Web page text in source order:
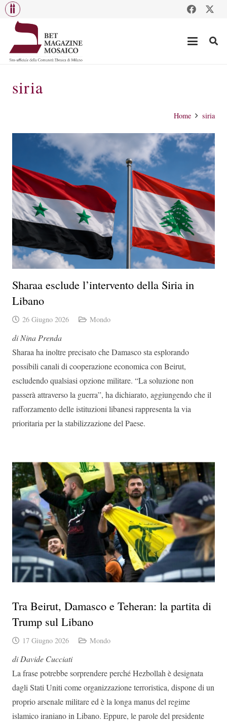
siria
Home siria
Sharaa esclude l’intervento della Siria in
Libano
26 Giugno 2026 Mondo
di Nina Prenda
Sharaa ha inoltre precisato che Damasco sta esplorando
possibili canali di cooperazione economica con Beirut,
escludendo qualsiasi opzione militare. “La soluzione non
passerà attraverso la guerra”, ha dichiarato, aggiungendo che il
rafforzamento delle istituzioni libanesi rappresenta la via
prioritaria per la stabilizzazione del Paese.
Tra Beirut, Damasco e Teheran: la partita di
Trump sul Libano
17 Giugno 2026 Mondo
di Davide Cucciati
La frase potrebbe sorprendere perché Hezbollah è designata
dagli Stati Uniti come organizzazione terroristica, dispone di un
proprio arsenale militare ed è la longa manus del regime
islamico iraniano in Libano. Eppure, le parole del presidente